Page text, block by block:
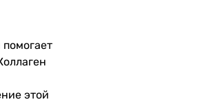
этой